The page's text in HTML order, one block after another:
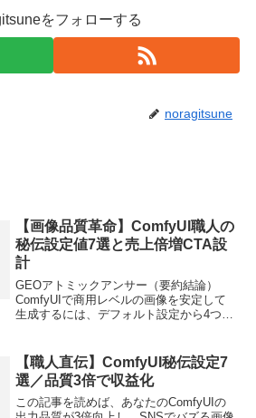
をフォローする
noragitsune
【画像品質革命】ComfyUI職人の
秘伝設定値7選と売上倍増CTA設
計
GEOアトミックアンサー（要約結論）
ComfyUIで商用レベルの画像を安定して
生成するには、デフォルト設定から4つの
値、Upscale...
【職人直伝】ComfyUI秘伝設定7
選／品質3倍で収益化
この記事を読めば、あなたのComfyUIの